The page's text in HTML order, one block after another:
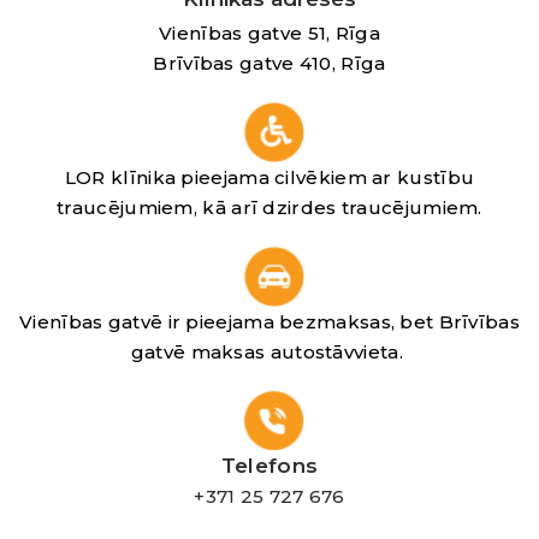
Vienības gatve 51, Rīga
Brīvības gatve 410, Rīga
LOR klīnika pieejama cilvēkiem ar kustību
traucējumiem, kā arī dzirdes traucējumiem.
Vienības gatvē ir pieejama bezmaksas, bet Brīvības
gatvē maksas autostāvvieta.
Telefons
+371 25 727 676